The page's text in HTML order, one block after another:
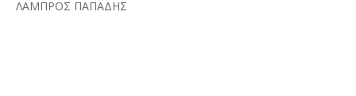
ΛΑΜΠΡΟΣ ΠΑΠΑΔΗΣ